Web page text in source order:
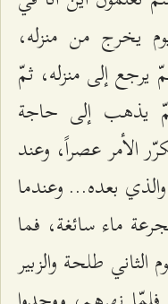
يخرج من منزله،
إلى منزله، ثمّ
يذهب إلى حاجة
الأمر عصراً، وعند
بعده... وعندما
ماء سائغة، فما
طلحة والزبير